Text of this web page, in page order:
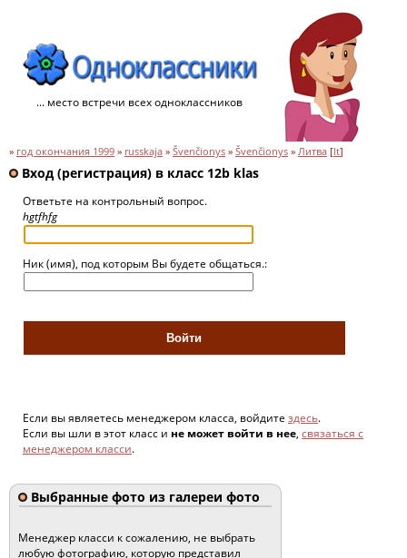
... место встречи всех одноклассников
» год окончания 1999 » russkaja » Švenčionys » Švenčionys » Литва [lt]
Вход (регистрация) в класс 12b klas
Ответьте на контрольный вопрос.
hgtfhfg
Ник (имя), под которым Вы будете общаться.:
Если вы являетесь менеджером класса, войдите здесь.
Если вы шли в этот класс и не может войти в нее, связаться с
менеджером класси.
Выбранные фото из галереи фото
Менеджер класси к сожалению, не выбрать
любую фотографию, которую представил